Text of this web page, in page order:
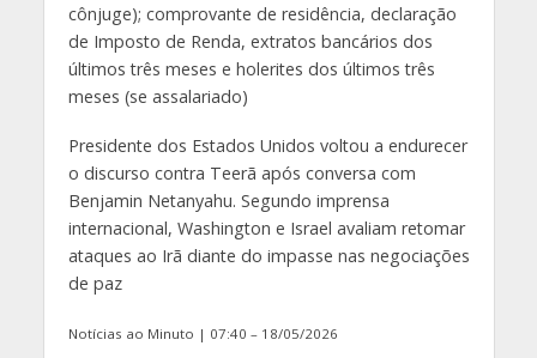
cônjuge); comprovante de residência, declaração
de Imposto de Renda, extratos bancários dos
últimos três meses e holerites dos últimos três
meses (se assalariado)
Presidente dos Estados Unidos voltou a endurecer
o discurso contra Teerã após conversa com
Benjamin Netanyahu. Segundo imprensa
internacional, Washington e Israel avaliam retomar
ataques ao Irã diante do impasse nas negociações
de paz
Notícias ao Minuto | 07:40 – 18/05/2026